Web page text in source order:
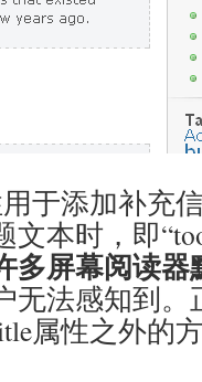
于添加补充
文本时，即
多屏幕阅读
无法感知到
属性之外的